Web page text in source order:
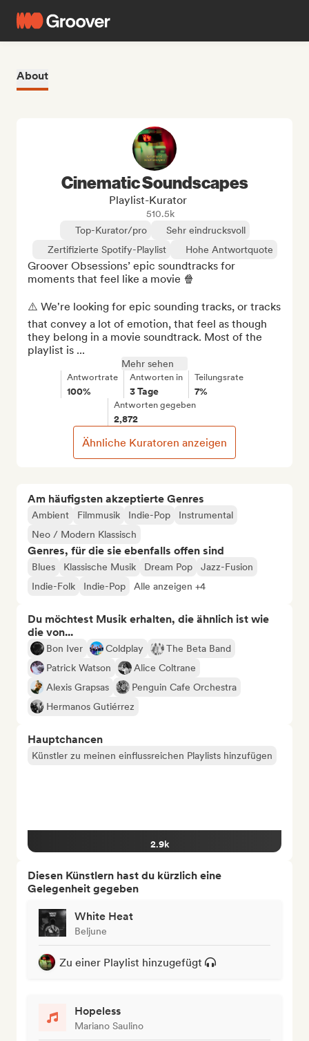
About
Am häufigsten akzeptierte Genres
Ambient Filmmusik Indie-Pop
Instrumental
Neo / Modern Klassisch
Genres, für die sie ebenfalls offen sind
Blues Klassische Musik Dream Pop
Jazz-Fusion
Indie-Folk
Indie-Pop Alle anzeigen +4
Du möchtest Musik erhalten, die ähnlich ist wie
die von...
Bon Iver Coldplay
The Beta Band
Patrick Watson
Alice Coltrane
Alexis Grapsas
Penguin Cafe Orchestra
Hermanos Gutiérrez
Hauptchancen
Künstler zu meinen einflussreichen Playlists hinzufügen
2.9k
Diesen Künstlern hast du kürzlich eine
Gelegenheit gegeben
White Heat
Beljune
Zu einer Playlist hinzugefügt
Hopeless
Mariano Saulino
Cinematic Soundscapes
Playlist-Kurator
510.5k
Top-Kurator/pro
Sehr eindrucksvoll
Zertifizierte Spotify-Playlist
Hohe Antwortquote
Groover Obsessions’ epic soundtracks for
moments that feel like a movie 🍿
⚠️ We're looking for epic sounding tracks, or tracks
that convey a lot of emotion, that feel as though
they belong in a movie soundtrack. Most of the
playlist is ...
Mehr sehen
Antwortrate
100%
Antworten in
3 Tage
Teilungsrate
7%
Antworten gegeben
2,872
Ähnliche Kuratoren anzeigen